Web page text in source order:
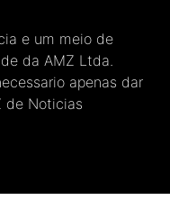
e um meio de
da AMZ Ltda.
apenas dar
de Noticias